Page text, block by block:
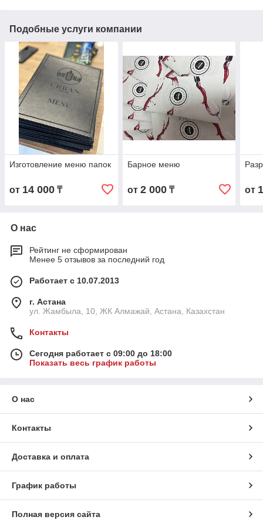
Подобные услуги компании
Изготовление меню папок
от 14 000 ₸
Барное меню
от 2 000₸ от
О нас
Рейтинг не сформирован
Менее 5 отзывов за последний год
Работает с 10.07.2013
г. Астана
ул. Жамбыла, 10, ЖК Алмажай, Астана, Казахстан
Контакты
Сегодня работает с 09:00 до 18:00
Показать весь график работы
О нас
Контакты
Доставка и оплата
График работы
Полная версия сайта